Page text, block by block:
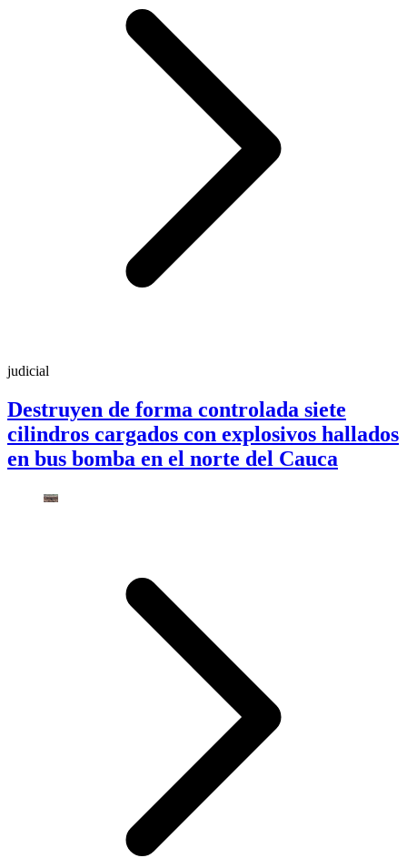
judicial
Destruyen de forma controlada siete
cilindros cargados con explosivos hallados
en bus bomba en el norte del Cauca